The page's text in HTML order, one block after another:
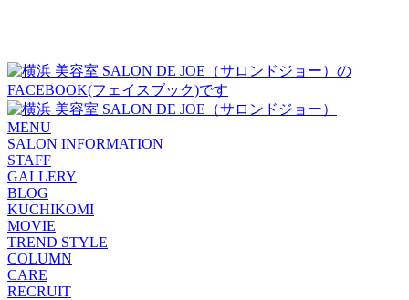
MENU
SALON INFORMATION
STAFF
GALLERY
BLOG
KUCHIKOMI
MOVIE
TREND STYLE
COLUMN
CARE
RECRUIT